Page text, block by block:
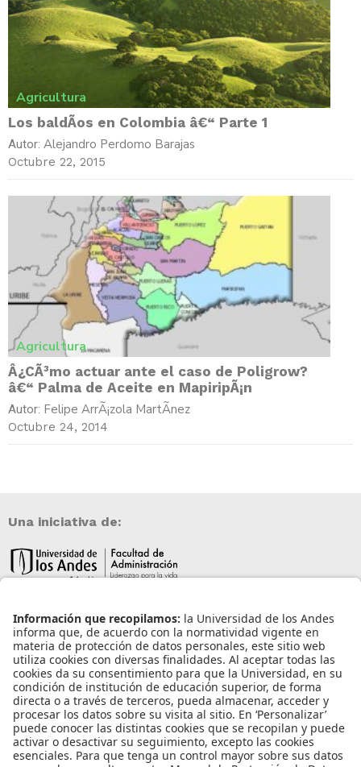
Agricultura
Los baldÃ­os en Colombia â€“ Parte 1
Autor: Alejandro Perdomo Barajas
Octubre 22, 2015
Agricultura
Â¿CÃ³mo actuar ante el caso de Poligrow?
â€“ Palma de Aceite en MapiripÃ¡n
Autor: Felipe ArrÃ¡zola MartÃ­nez
Octubre 24, 2014
Una iniciativa de:
Información de contacto
info@aneia.edu.co
Bogotá, Colombia
Enlaces de interés
Iniciar sesión